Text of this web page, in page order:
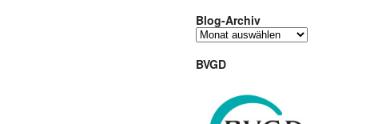
Blog-Archiv
Blog-
BVGD